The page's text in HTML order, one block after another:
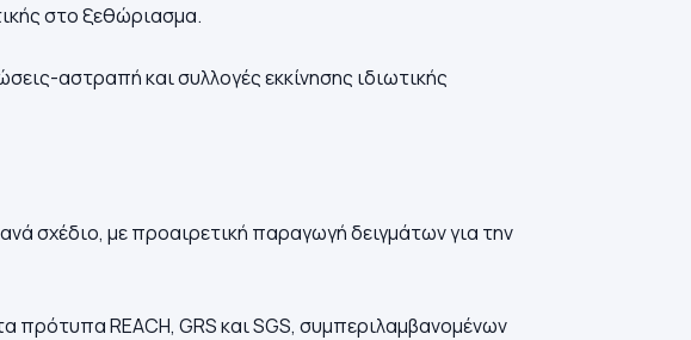
στο ξεθώριασμα.
αστραπή και συλλογές εκκίνησης ιδιωτικής
σχέδιο, με προαιρετική παραγωγή δειγμάτων για την
πρότυπα REACH, GRS και SGS, συμπεριλαμβανομένων